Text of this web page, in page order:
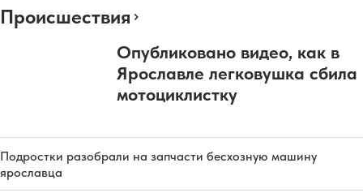
Происшествия
Опубликовано видео, как в
Ярославле легковушка сбила
мотоциклистку
Подростки разобрали на запчасти бесхозную машину
ярославца